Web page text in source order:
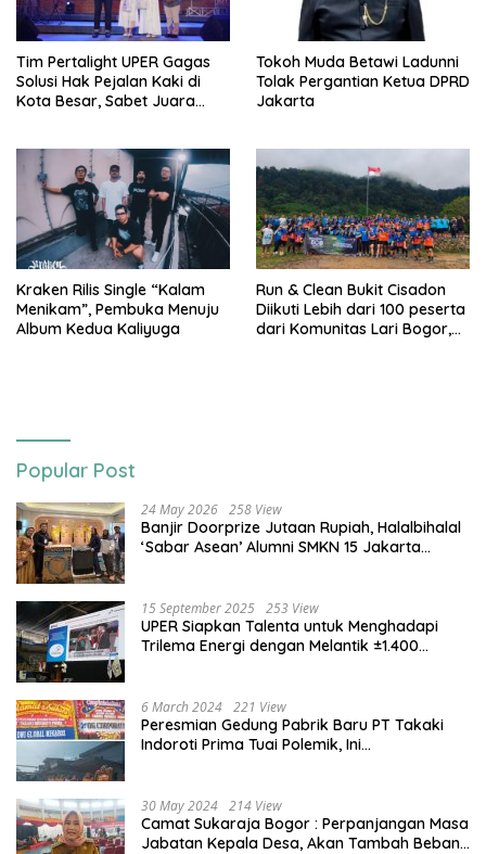
Tim Pertalight UPER Gagas
Solusi Hak Pejalan Kaki di
Kota Besar, Sabet Juara
Tokoh Muda Betawi Ladunni
Tolak Pergantian Ketua DPRD
Jakarta
Kraken Rilis Single “Kalam
Menikam”, Pembuka Menuju
Album Kedua Kaliyuga
Run & Clean Bukit Cisadon
Diikuti Lebih dari 100 peserta
dari Komunitas Lari Bogor,
Popular Post
24 May 2026 258 View
Banjir Doorprize Jutaan Rupiah, Halalbihalal
‘Sabar Asean’ Alumni SMKN 15 Jakarta
15 September 2025 253 View
UPER Siapkan Talenta untuk Menghadapi
Trilema Energi dengan Melantik ±1.400
6 March 2024 221 View
Peresmian Gedung Pabrik Baru PT Takaki
Indoroti Prima Tuai Polemik, Ini
30 May 2024 214 View
Camat Sukaraja Bogor : Perpanjangan Masa
Jabatan Kepala Desa, Akan Tambah Beban